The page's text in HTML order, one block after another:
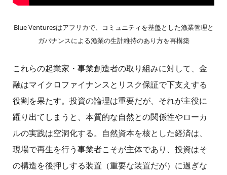
Blue Venturesはアフリカで、コミュニティを基盤とした漁業管理と
ガバナンスによる漁業の生計維持のあり方を再構築
これらの起業家・事業創造者の取り組みに対して、金
融はマイクロファイナンスとリスク保証で下支えする
役割を果たす。投資の論理は重要だが、それが主役に
躍り出てしまうと、本質的な自然との関係性やローカ
ルの実践は空洞化する。自然資本を核とした経済は、
現場で再生を行う事業者こそが主体であり、投資はそ
の構造を後押しする装置（重要な装置だが）に過ぎな